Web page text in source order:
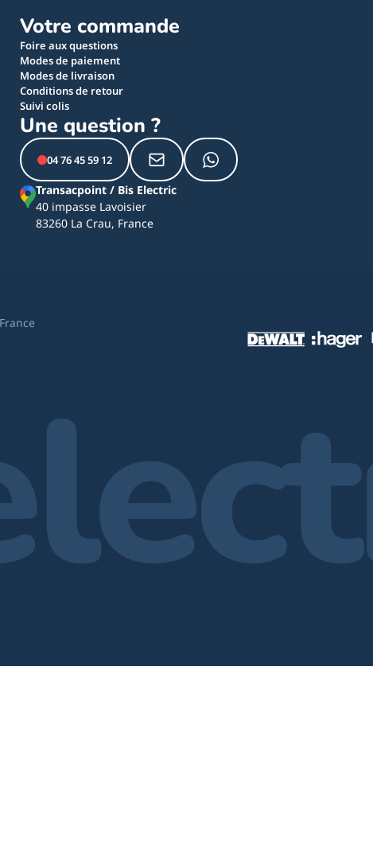
Votre commande
Foire aux questions
Modes de paiement
Modes de livraison
Conditions de retour
Suivi colis
Une question ?
04 76 45 59 12
Transacpoint / Bis Electric
40 impasse Lavoisier
83260 La Crau, France